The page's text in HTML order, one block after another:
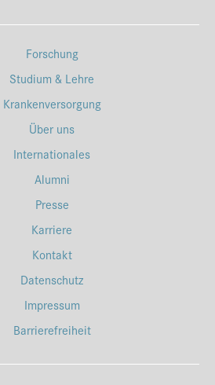
Forschung
Studium & Lehre
Krankenversorgung
Über uns
Internationales
Alumni
Presse
Karriere
Kontakt
Datenschutz
Impressum
Barrierefreiheit